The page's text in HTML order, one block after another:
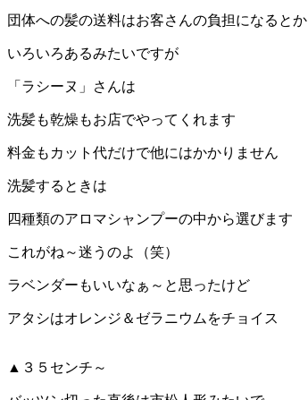
団体への髪の送料はお客さんの負担になるとか
いろいろあるみたいですが
「ラシーヌ」さんは
洗髪も乾燥もお店でやってくれます
料金もカット代だけで他にはかかりません
洗髪するときは
四種類のアロマシャンプーの中から選びます
これがね～迷うのよ（笑）
ラベンダーもいいなぁ～と思ったけど
アタシはオレンジ＆ゼラニウムをチョイス
▲３５センチ～